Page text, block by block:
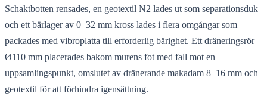
Schaktbotten rensades, en geotextil N2 lades ut som separationsduk
och ett bärlager av 0–32 mm kross lades i flera omgångar som
packades med vibroplatta till erforderlig bärighet. Ett dräneringsrör
Ø110 mm placerades bakom murens fot med fall mot en
uppsamlingspunkt, omslutet av dränerande makadam 8–16 mm och
geotextil för att förhindra igensättning.